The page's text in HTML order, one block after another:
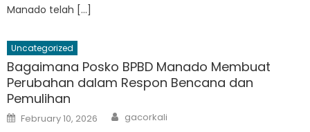
Manado telah […]
Uncategorized
Bagaimana Posko BPBD Manado Membuat
Perubahan dalam Respon Bencana dan
Pemulihan
Posted
on
February 10, 2026 Author
gacorkali